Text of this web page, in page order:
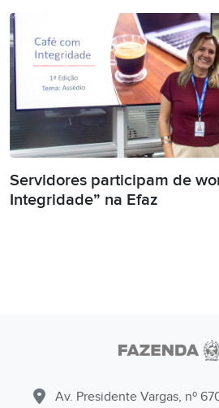
Servidores participam de
Integridade” na Efaz
Av. Presidente Vargas, nº